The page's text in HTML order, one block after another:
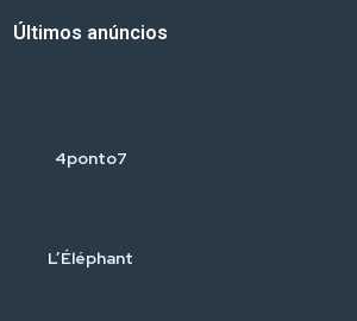
Últimos anúncios
4ponto7
L’Éléphant